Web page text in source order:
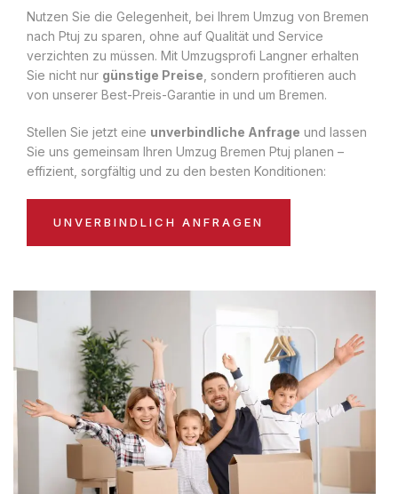
Nutzen Sie die Gelegenheit, bei Ihrem Umzug von Bremen
nach Ptuj zu sparen, ohne auf Qualität und Service
verzichten zu müssen. Mit Umzugsprofi Langner erhalten
Sie nicht nur günstige Preise , sondern profitieren auch
von unserer Best-Preis-Garantie in und um Bremen.
Stellen Sie jetzt eine unverbindliche Anfrage und lassen
Sie uns gemeinsam Ihren Umzug Bremen Ptuj planen –
effizient, sorgfältig und zu den besten Konditionen:
UNVERBINDLICH ANFRAGEN